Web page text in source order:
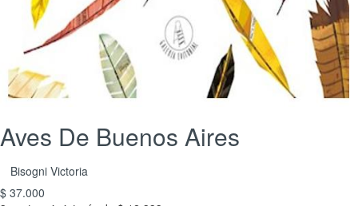
Aves De Buenos Aires
Bisogni Victoria
$ 37.000